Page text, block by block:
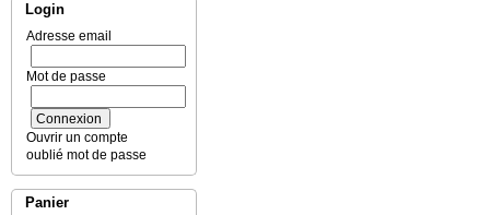
Login
Adresse email
Mot de passe
Ouvrir un compte
oublié mot de passe
Panier